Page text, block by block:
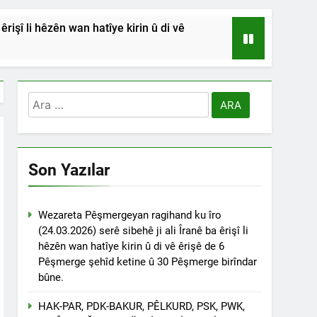
li hêzên wan hatîye kirin û di vê
‘’Kadı Muhammed ve
Emniyetinde ifade verdi.
haklarından vaz geçmesini isteyenlere
Genel Başkan Düzgün Kaplan’da
konferansının birinci oturumunda
Bülent Küçük ülkede ve ortadoğu’da
Arama:
Son Yazılar
Wezareta Pêşmergeyan ragihand ku îro
(24.03.2026) serê sibehê ji ali Îranê ba êrişî li
hêzên wan hatîye kirin û di vê êrişê de 6
Pêşmerge şehîd ketine û 30 Pêşmerge birîndar
bûne.
HAK-PAR, PDK-BAKUR, PÊLKURD, PSK, PWK,